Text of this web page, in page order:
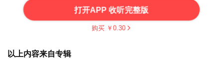
打开APP 收听完整版
购买 ￥ 0.30
以上内容来自专辑